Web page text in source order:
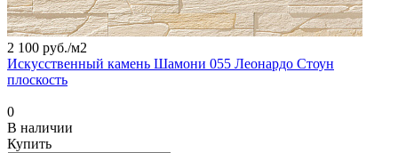
2 100 руб./м2
Искусственный камень Шамони 055 Леонардо Стоун
плоскость
0
В наличии
Купить